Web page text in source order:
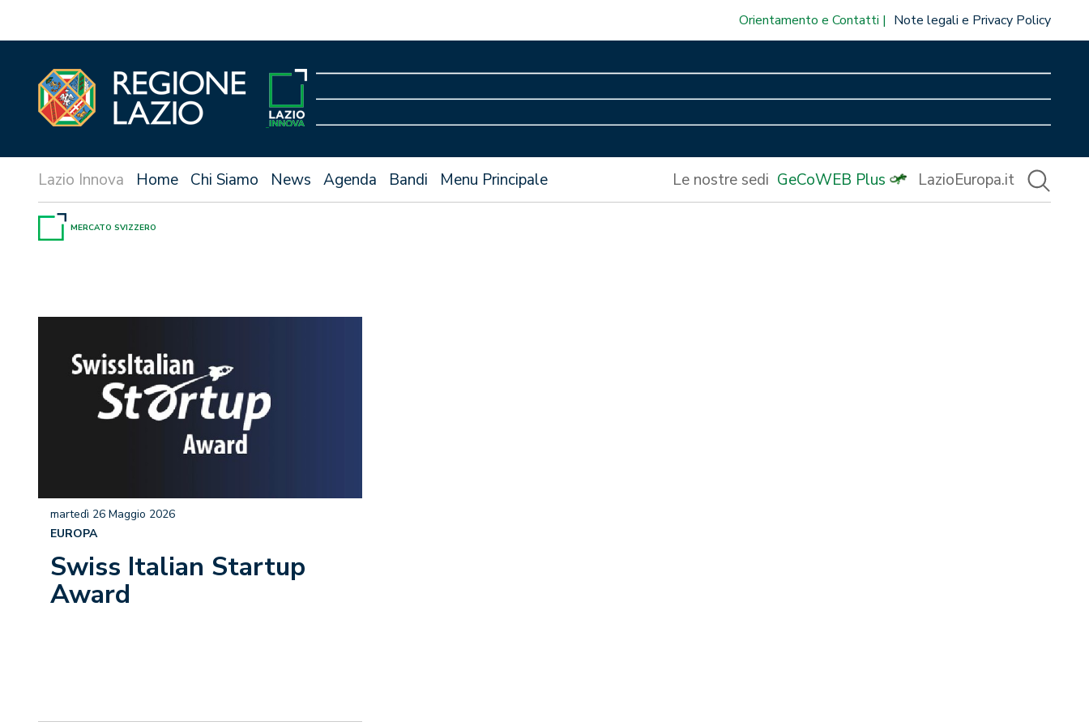
Orientamento e Contatti Note legali e Privacy Policy
Home Chi Siamo News Agenda Bandi Menu Principale Le nostre sedi GeCoWEB Plus LazioEuropa.it
MERCATO SVIZZERO
Swiss Italian Startup
Award
martedì 26 Maggio 2026
EUROPA